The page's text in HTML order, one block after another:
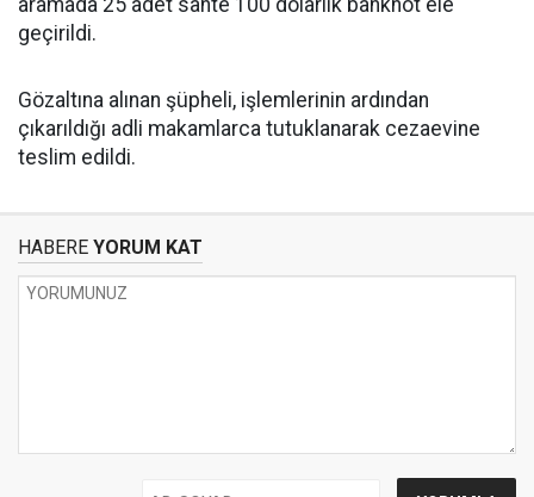
aramada 25 adet sahte 100 dolarlık banknot ele
geçirildi.
Gözaltına alınan şüpheli, işlemlerinin ardından
çıkarıldığı adli makamlarca tutuklanarak cezaevine
teslim edildi.
HABERE YORUM KAT